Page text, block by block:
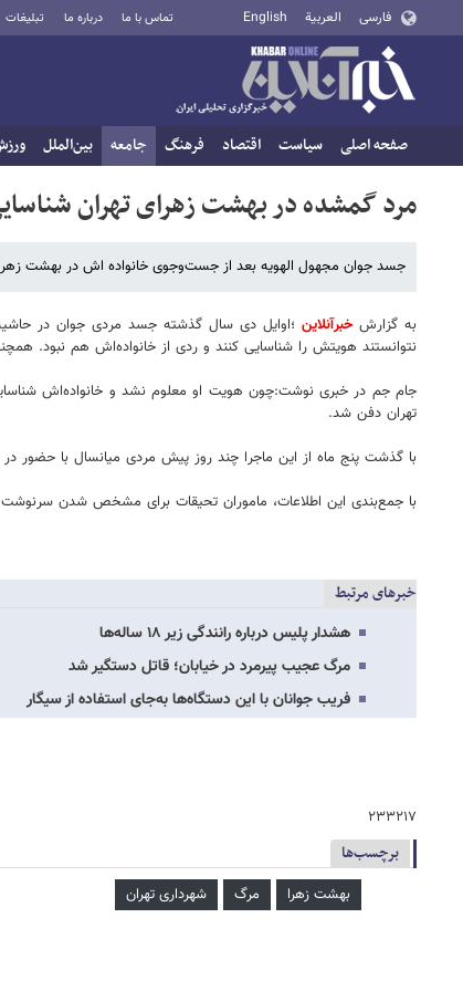
فارسی العربية English تماس با ما درباره ما تبلیغات
صفحه اصلی سیاست اقتصاد فرهنگ جامعه بین‌الملل
مرد گمشده در بهشت زهرای تهران‌
جسد جوان مجهول الهویه بعد از جست‌وجوی خانواده اش در بهشت
به گزارشخبرآنلاین؛اوایل دی سال گذشته جسد مردی جوان در
نتوانستند هویتش را شناسایی کنند و ردی از خانواده‌اش هم نبود.
جام جم در خبری نوشت:چون هویت او معلوم نشد و خانواده‌اش
تهران دفن شد.
با گذشت پنج ماه از این ماجرا چند روز پیش مردی میانسال با حضور
با جمع‌بندی این اطلاعات، ماموران تحیقات برای مشخص شدن
خبرهای مرتبط
هشدار پلیس درباره رانندگی زیر ۱۸ ساله‌ها
مرگ عجیب پیرمرد در خیابان؛ قاتل دستگیر شد
فریب جوانان با این دستگاه‌ها به‌جای استفاده از سیگار
۲۳۳۲۱۷
برچسب‌ها
بهشت زهرا مرگ شهرداری تهران